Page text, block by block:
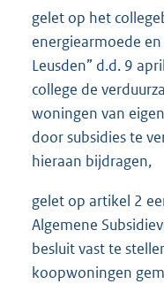
gelet op het
energiearmoede
Leusden” d.d. 9
college de
woningen van
door subsidies te
hieraan bijdragen,
gelet op artikel 2
Algemene
besluit vast te
koopwoningen